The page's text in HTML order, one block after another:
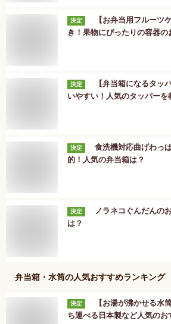
決定
【お弁当用フルーツ
き！果物にぴったりの容器の
決定
【弁当箱になるタッ
いやすい！人気のタッパーを
決定
食洗機対応曲げわっ
的！人気の弁当箱は？
決定
ノラネコぐんだんの
は？
弁当箱・水筒の人気おすすめランキング
決定
【お湯が沸かせる水
ち運べる日本製など人気のお